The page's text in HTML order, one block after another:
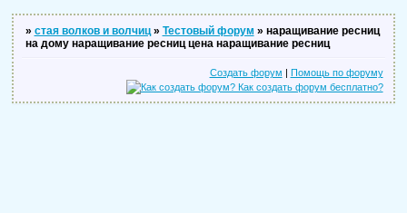
» стая волков и волчиц » Тестовый форум » наращивание ресниц
на дому наращивание ресниц цена наращивание ресниц
Создать форум | Помощь по форуму